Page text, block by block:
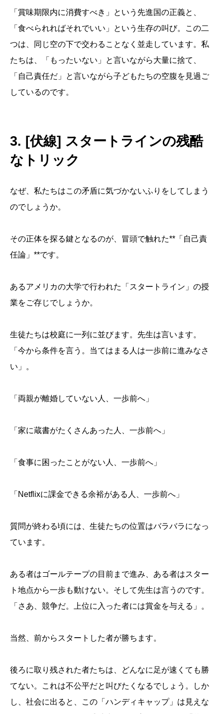
「賞味期限内に消費すべき」という先進国の正義と、
「食べられればそれでいい」という生存の叫び。この二
つは、同じ空の下で交わることなく並走しています。私
たちは、「もったいない」と言いながら大量に捨て、
「自己責任だ」と言いながら子どもたちの空腹を見過ご
しているのです。
3. [伏線] スタートラインの残酷
なトリック
なぜ、私たちはこの矛盾に気づかないふりをしてしまう
のでしょうか。
その正体を探る鍵となるのが、冒頭で触れた**「自己責
任論」**です。
あるアメリカの大学で行われた「スタートライン」の授
業をご存じでしょうか。
生徒たちは校庭に一列に並びます。先生は言います。
「今から条件を言う。当てはまる人は一歩前に進みなさ
い」。
「両親が離婚していない人、一歩前へ」
「家に蔵書がたくさんあった人、一歩前へ」
「食事に困ったことがない人、一歩前へ」
「Netflixに課金できる余裕がある人、一歩前へ」
質問が終わる頃には、生徒たちの位置はバラバラになっ
ています。
ある者はゴールテープの目前まで進み、ある者はスター
ト地点から一歩も動けない。そして先生は言うのです。
「さあ、競争だ。上位に入った者には賞金を与える」。
当然、前からスタートした者が勝ちます。
後ろに取り残された者たちは、どんなに足が速くても勝
てない。これは不公平だと叫びたくなるでしょう。しか
し、社会に出ると、この「ハンディキャップ」は見えな